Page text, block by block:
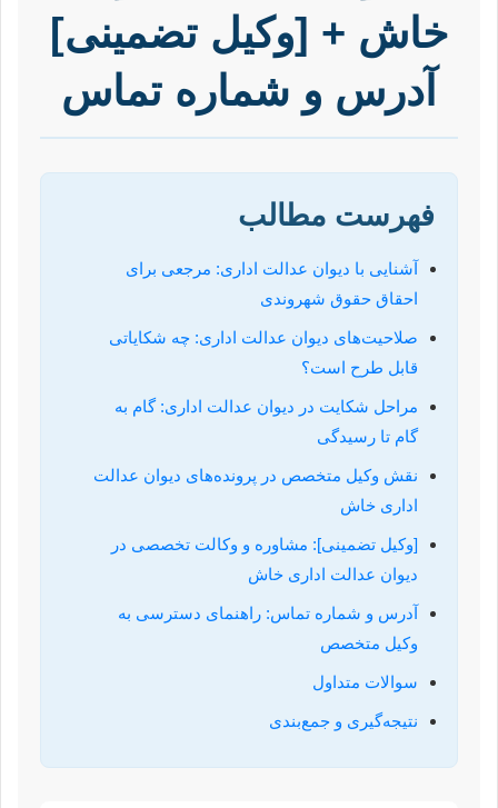
خاش + [وکیل تضمینی]
آدرس و شماره تماس
فهرست مطالب
آشنایی با دیوان عدالت اداری: مرجعی برای
احقاق حقوق شهروندی
صلاحیت‌های دیوان عدالت اداری: چه شکایاتی
قابل طرح است؟
مراحل شکایت در دیوان عدالت اداری: گام به
گام تا رسیدگی
نقش وکیل متخصص در پرونده‌های دیوان عدالت
اداری خاش
[وکیل تضمینی]: مشاوره و وکالت تخصصی در
دیوان عدالت اداری خاش
آدرس و شماره تماس: راهنمای دسترسی به
وکیل متخصص
سوالات متداول
نتیجه‌گیری و جمع‌بندی